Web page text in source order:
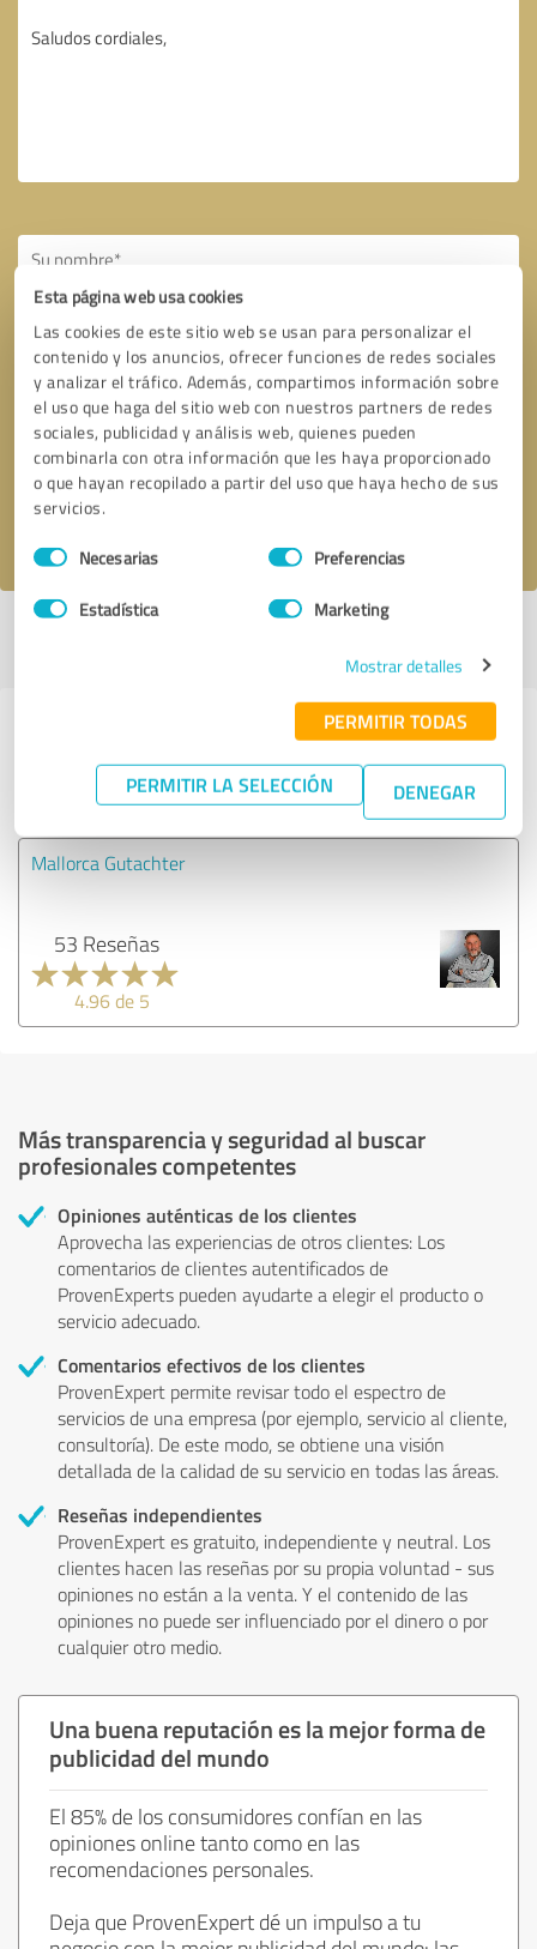
Esta página web usa cookies
Las cookies de este sitio web se usan para personalizar el
contenido y los anuncios, ofrecer funciones de redes sociales
y analizar el tráfico. Además, compartimos información sobre
el uso que haga del sitio web con nuestros partners de redes
sociales, publicidad y análisis web, quienes pueden
combinarla con otra información que les haya proporcionado
o que hayan recopilado a partir del uso que haya hecho de sus
servicios.
Selección
de
Necesarias Preferencias
Estadística Marketing
Mostrar detalles
PERMITIR TODAS
PERMITIR LA SELECCIÓN DENEGAR
Solicitar una llamada * campos obligatorios
Enviar reseña
Experiencias con otros
proveedores de servicios del sector
Servicios
Mallorca Gutachter
53 Reseñas
4.96 de 5
Más transparencia y seguridad al buscar
profesionales competentes
Opiniones auténticas de los clientes
Aprovecha las experiencias de otros clientes: Los
comentarios de clientes autentificados de
ProvenExperts pueden ayudarte a elegir el producto o
servicio adecuado.
Comentarios efectivos de los clientes
ProvenExpert permite revisar todo el espectro de
servicios de una empresa (por ejemplo, servicio al cliente,
consultoría). De este modo, se obtiene una visión
detallada de la calidad de su servicio en todas las áreas.
Reseñas independientes
ProvenExpert es gratuito, independiente y neutral. Los
clientes hacen las reseñas por su propia voluntad - sus
opiniones no están a la venta. Y el contenido de las
opiniones no puede ser influenciado por el dinero o por
cualquier otro medio.
Una buena reputación es la mejor forma de
publicidad del mundo
El 85% de los consumidores confían en las
opiniones online tanto como en las
recomendaciones personales.
Deja que ProvenExpert dé un impulso a tu